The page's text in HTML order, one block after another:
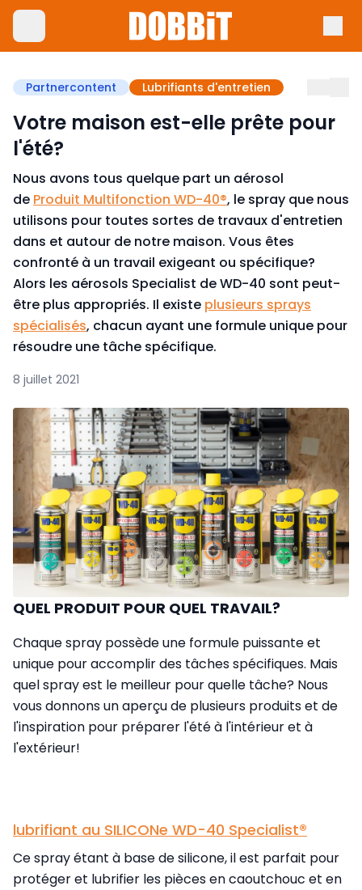
Partnercontent Lubrifiants d'entretien
Votre maison est-elle prête pour
l'été?
Nous avons tous quelque part un aérosol
de Produit Multifonction WD-40®, le spray que nous
utilisons pour toutes sortes de travaux d'entretien
dans et autour de notre maison. Vous êtes
confronté à un travail exigeant ou spécifique?
Alors les aérosols Specialist de WD-40 sont peut-
être plus appropriés. Il existe plusieurs sprays
spécialisés, chacun ayant une formule unique pour
résoudre une tâche spécifique.
8 juillet 2021
QUEL PRODUIT POUR QUEL TRAVAIL?
Chaque spray possède une formule puissante et
unique pour accomplir des tâches spécifiques. Mais
quel spray est le meilleur pour quelle tâche? Nous
vous donnons un aperçu de plusieurs produits et de
l'inspiration pour préparer l'été à l'intérieur et à
l'extérieur!
lubrifiant au SILICONe WD-40 Specialist®
Ce spray étant à base de silicone, il est parfait pour
protéger et lubrifier les pièces en caoutchouc et en